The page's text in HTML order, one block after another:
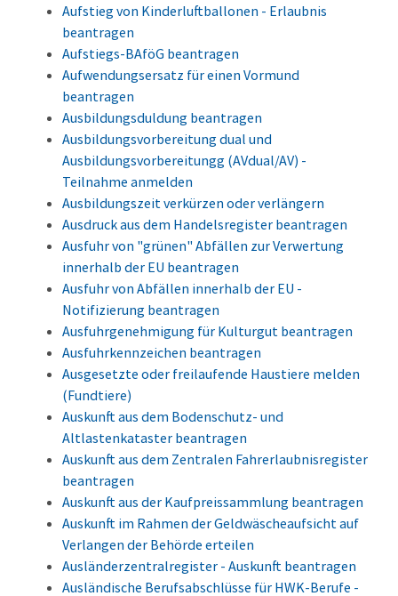
Aufstieg von Kinderluftballonen - Erlaubnis
beantragen
Aufstiegs-BAföG beantragen
Aufwendungsersatz für einen Vormund
beantragen
Ausbildungsduldung beantragen
Ausbildungsvorbereitung dual und
Ausbildungsvorbereitungg (AVdual/AV) -
Teilnahme anmelden
Ausbildungszeit verkürzen oder verlängern
Ausdruck aus dem Handelsregister beantragen
Ausfuhr von "grünen" Abfällen zur Verwertung
innerhalb der EU beantragen
Ausfuhr von Abfällen innerhalb der EU -
Notifizierung beantragen
Ausfuhrgenehmigung für Kulturgut beantragen
Ausfuhrkennzeichen beantragen
Ausgesetzte oder freilaufende Haustiere melden
(Fundtiere)
Auskunft aus dem Bodenschutz- und
Altlastenkataster beantragen
Auskunft aus dem Zentralen Fahrerlaubnisregister
beantragen
Auskunft aus der Kaufpreissammlung beantragen
Auskunft im Rahmen der Geldwäscheaufsicht auf
Verlangen der Behörde erteilen
Ausländerzentralregister - Auskunft beantragen
Ausländische Berufsabschlüsse für HWK-Berufe -